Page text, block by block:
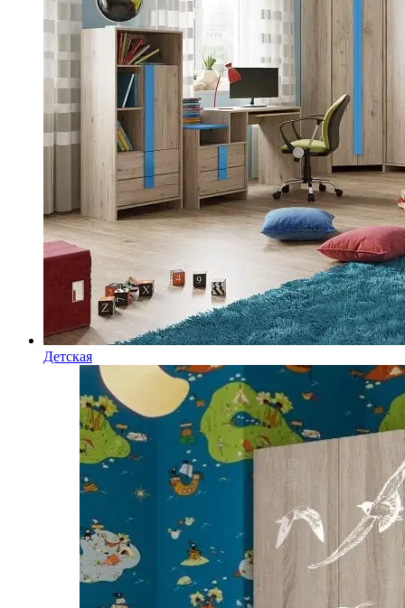
Детская